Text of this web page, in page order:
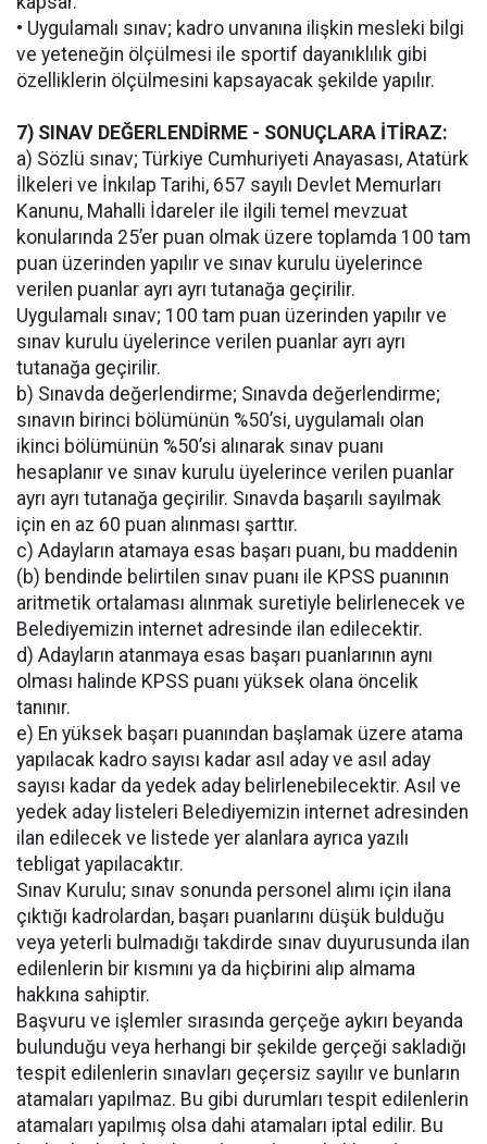
• Uygulamalı sınav; kadro unvanına ilişkin mesleki bilgi
ve yeteneğin ölçülmesi ile sportif dayanıklılık gibi
özelliklerin ölçülmesini kapsayacak şekilde yapılır.
7) SINAV DEĞERLENDİRME - SONUÇLARA İTİRAZ:
a) Sözlü sınav; Türkiye Cumhuriyeti Anayasası, Atatürk
İlkeleri ve İnkılap Tarihi, 657 sayılı Devlet Memurları
Kanunu, Mahalli İdareler ile ilgili temel mevzuat
konularında 25’er puan olmak üzere toplamda 100 tam
puan üzerinden yapılır ve sınav kurulu üyelerince
verilen puanlar ayrı ayrı tutanağa geçirilir.
Uygulamalı sınav; 100 tam puan üzerinden yapılır ve
sınav kurulu üyelerince verilen puanlar ayrı ayrı
tutanağa geçirilir.
b) Sınavda değerlendirme; Sınavda değerlendirme;
sınavın birinci bölümünün %50’si, uygulamalı olan
ikinci bölümünün %50’si alınarak sınav puanı
hesaplanır ve sınav kurulu üyelerince verilen puanlar
ayrı ayrı tutanağa geçirilir. Sınavda başarılı sayılmak
için en az 60 puan alınması şarttır.
c) Adayların atamaya esas başarı puanı, bu maddenin
(b) bendinde belirtilen sınav puanı ile KPSS puanının
aritmetik ortalaması alınmak suretiyle belirlenecek ve
Belediyemizin internet adresinde ilan edilecektir.
d) Adayların atanmaya esas başarı puanlarının aynı
olması halinde KPSS puanı yüksek olana öncelik
tanınır.
e) En yüksek başarı puanından başlamak üzere atama
yapılacak kadro sayısı kadar asıl aday ve asıl aday
sayısı kadar da yedek aday belirlenebilecektir. Asıl ve
yedek aday listeleri Belediyemizin internet adresinden
ilan edilecek ve listede yer alanlara ayrıca yazılı
tebligat yapılacaktır.
Sınav Kurulu; sınav sonunda personel alımı için ilana
çıktığı kadrolardan, başarı puanlarını düşük bulduğu
veya yeterli bulmadığı takdirde sınav duyurusunda ilan
edilenlerin bir kısmını ya da hiçbirini alıp almama
hakkına sahiptir.
Başvuru ve işlemler sırasında gerçeğe aykırı beyanda
bulunduğu veya herhangi bir şekilde gerçeği sakladığı
tespit edilenlerin sınavları geçersiz sayılır ve bunların
atamaları yapılmaz. Bu gibi durumları tespit edilenlerin
atamaları yapılmış olsa dahi atamaları iptal edilir. Bu